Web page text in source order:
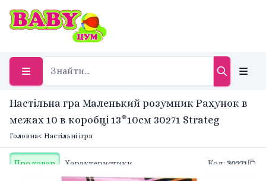
Настільна гра Маленький розумник Рахунок в
межах 10 в коробці 13*10см 30271 Strateg
Головна< Настільні ігри
Про товар Характеристики Код: 30271